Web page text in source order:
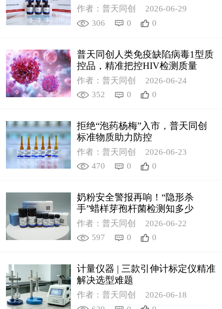
作者：普天同创
2026-06-29
306
0 0
普天同创人类免疫缺陷病毒1型质
控品，精准把控HIV检测质量
作者：普天同创
2026-06-24
352
0 0
拒绝“泡药杨梅”入市，普天同创
标准物质助力防控
作者：普天同创
2026-06-23
470
0 0
奶粉安全警报再响！“隐形杀
手”蜡样芽孢杆菌检测知多少
作者：普天同创
2026-06-22
597
0 0
计量仪器 | 三款引伸计标定仪精准
解决选型难题
作者：普天同创
2026-06-18